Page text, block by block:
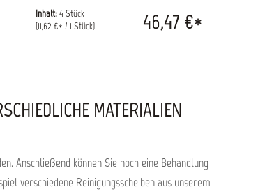
Inhalt:4 Stück
(11,62 €* / 1 Stück)
46,47 €*
MATERIALIEN
Anschließend können Sie noch eine Behandlung
verschiedene Reinigungsscheiben aus unserem